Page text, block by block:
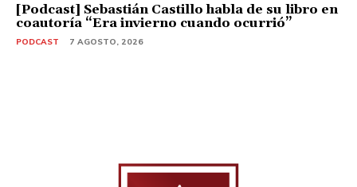
[Podcast] Sebastián Castillo habla de su libro en
coautoría “Era invierno cuando ocurrió”
PODCAST 7 AGOSTO, 2026